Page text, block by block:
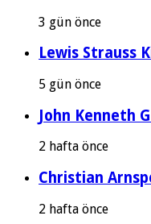
3 gün önce
Lewis Strauss
5 gün önce
John Kenneth
2 hafta önce
Christian
2 hafta önce